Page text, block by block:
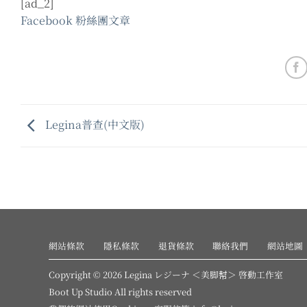
[ad_2]
Facebook 粉絲團文章
Legina普查(中文版)
網站條款 隱私條款 退貨條款 聯絡我們 網站地圖
Copyright © 2026 Legina レジーナ ＜美脚幇＞ 啓動工作室
Boot Up Studio All rights reserved